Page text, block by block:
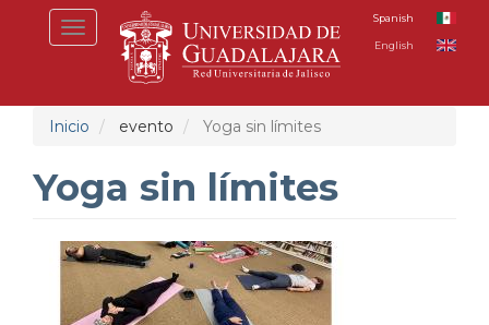
Toggle
navigation
Spanish
English
Inicio evento Yoga sin límites
Yoga sin límites